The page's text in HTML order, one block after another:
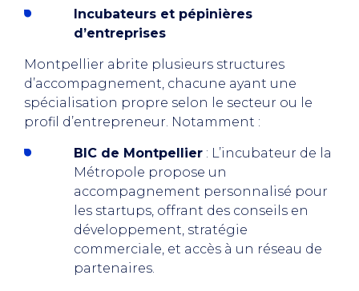
Incubateurs et pépinières
d’entreprises
Montpellier abrite plusieurs structures
d’accompagnement, chacune ayant une
spécialisation propre selon le secteur ou le
profil d’entrepreneur. Notamment :
BIC de Montpellier : L’incubateur de la
Métropole propose un
accompagnement personnalisé pour
les startups, offrant des conseils en
développement, stratégie
commerciale, et accès à un réseau de
partenaires.